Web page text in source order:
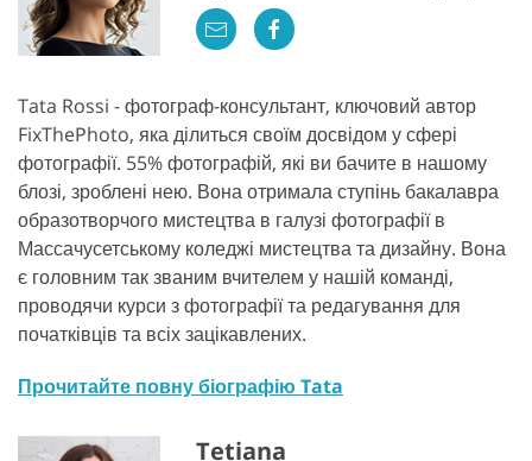
Tata Rossi - фотограф-консультант, ключовий автор
FixThePhoto, яка ділиться своїм досвідом у сфері
фотографії. 55% фотографій, які ви бачите в нашому
блозі, зроблені нею. Вона отримала ступінь бакалавра
образотворчого мистецтва в галузі фотографії в
Массачусетському коледжі мистецтва та дизайну. Вона
є головним так званим вчителем у нашій команді,
проводячи курси з фотографії та редагування для
початківців та всіх зацікавлених.
Прочитайте повну біографію Tata
Tetiana